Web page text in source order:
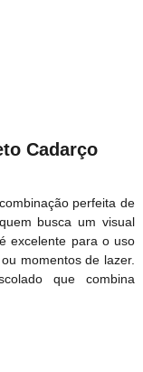
Cadarço
perfeita de
busca um visual
excelente para o uso
momentos de lazer.
que combina